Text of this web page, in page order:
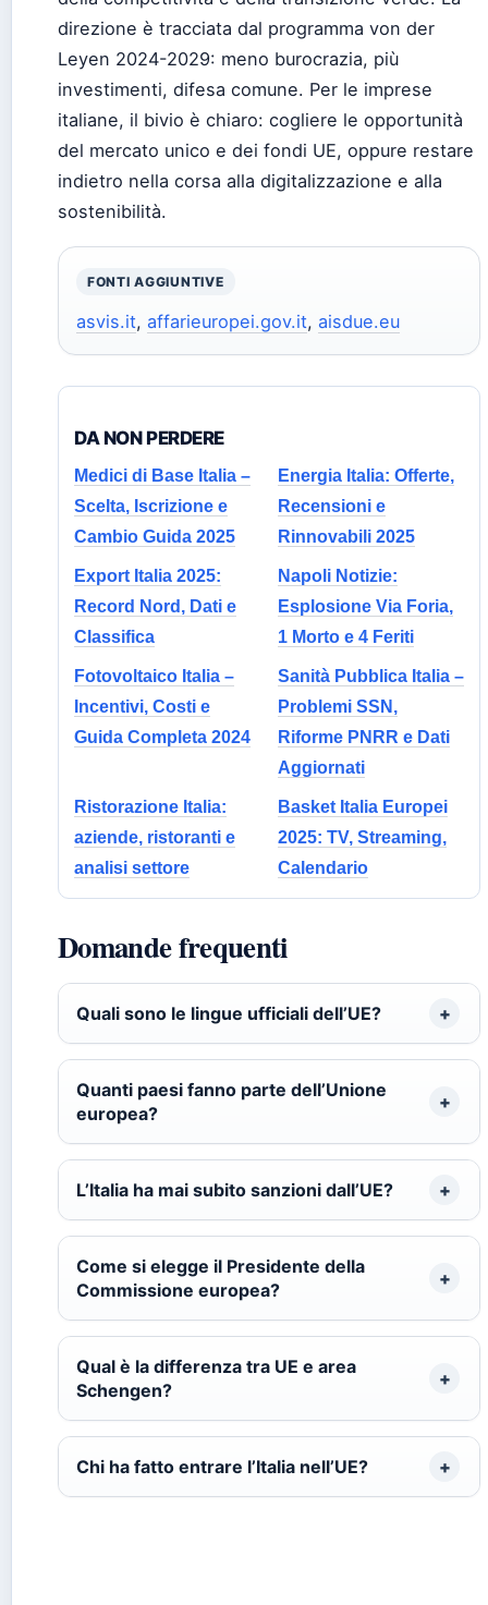
direzione è tracciata dal programma von der
Leyen 2024-2029: meno burocrazia, più
investimenti, difesa comune. Per le imprese
italiane, il bivio è chiaro: cogliere le opportunità
del mercato unico e dei fondi UE, oppure restare
indietro nella corsa alla digitalizzazione e alla
sostenibilità.
FONTI AGGIUNTIVE
asvis.it, affarieuropei.gov.it, aisdue.eu
DA NON PERDERE
Medici di Base Italia –
Scelta, Iscrizione e
Cambio Guida 2025
Energia Italia: Offerte,
Recensioni e
Rinnovabili 2025
Export Italia 2025:
Record Nord, Dati e
Classifica
Napoli Notizie:
Esplosione Via Foria,
1 Morto e 4 Feriti
Fotovoltaico Italia –
Incentivi, Costi e
Guida Completa 2024
Sanità Pubblica Italia –
Problemi SSN,
Riforme PNRR e Dati
Aggiornati
Ristorazione Italia:
aziende, ristoranti e
analisi settore
Basket Italia Europei
2025: TV, Streaming,
Calendario
Domande frequenti
Quali sono le lingue ufficiali dell’UE?
Quanti paesi fanno parte dell’Unione
europea?
L’Italia ha mai subito sanzioni dall’UE?
Come si elegge il Presidente della
Commissione europea?
Qual è la differenza tra UE e area
Schengen?
Chi ha fatto entrare l’Italia nell’UE?